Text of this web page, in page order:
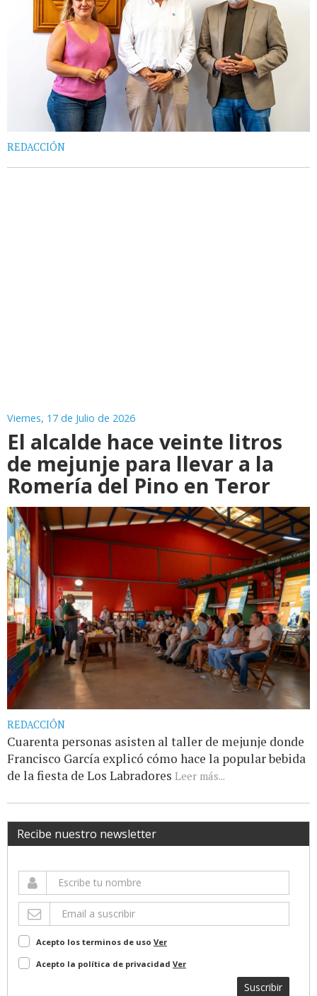
REDACCIÓN
Viernes, 17 de Julio de 2026
El alcalde hace veinte litros
de mejunje para llevar a la
Romería del Pino en Teror
REDACCIÓN
Cuarenta personas asisten al taller de mejunje donde
Francisco García explicó cómo hace la popular bebida
de la fiesta de Los Labradores Leer más...
Recibe nuestro newsletter
Acepto los terminos de uso Ver
Acepto la política de privacidad Ver
Suscribir